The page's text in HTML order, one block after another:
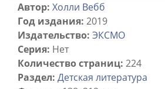
Автор: Холли Вебб
Год издания: 2019
Издательство: ЭКСМО
Серия: Нет
Количество страниц: 224
Раздел: Детская литература